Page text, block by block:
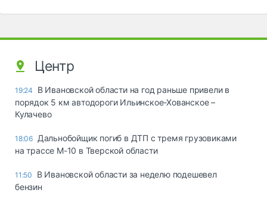
Центр
19:24
В Ивановской области на год раньше привели в
порядок 5 км автодороги Ильинское-Хованское –
Кулачево
18:06 Дальнобойщик погиб в ДТП с тремя грузовиками
на трассе М-10 в Тверской области
11:50
В Ивановской области за неделю подешевел
бензин